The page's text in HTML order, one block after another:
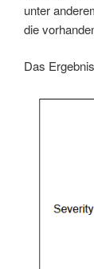
unter
die
Das